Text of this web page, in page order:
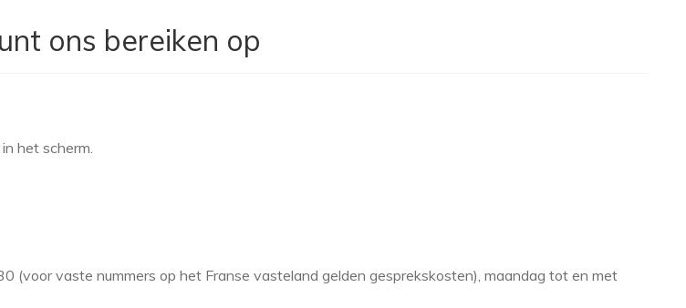
ons bereiken op
het scherm.
vaste nummers op het Franse vasteland gelden gesprekskosten), maandag tot en met